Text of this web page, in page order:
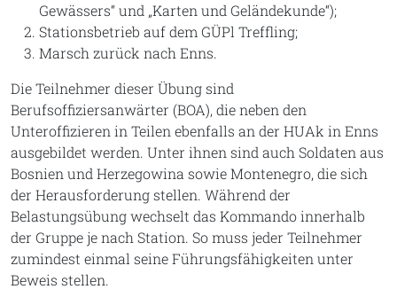
Gewässers“ und „Karten und Geländekunde“);
Stationsbetrieb auf dem GÜPl Treffling;
Marsch zurück nach Enns.
Die Teilnehmer dieser Übung sind
Berufsoffiziersanwärter (BOA), die neben den
Unteroffizieren in Teilen ebenfalls an der HUAk in Enns
ausgebildet werden. Unter ihnen sind auch Soldaten aus
Bosnien und Herzegowina sowie Montenegro, die sich
der Herausforderung stellen. Während der
Belastungsübung wechselt das Kommando innerhalb
der Gruppe je nach Station. So muss jeder Teilnehmer
zumindest einmal seine Führungsfähigkeiten unter
Beweis stellen.